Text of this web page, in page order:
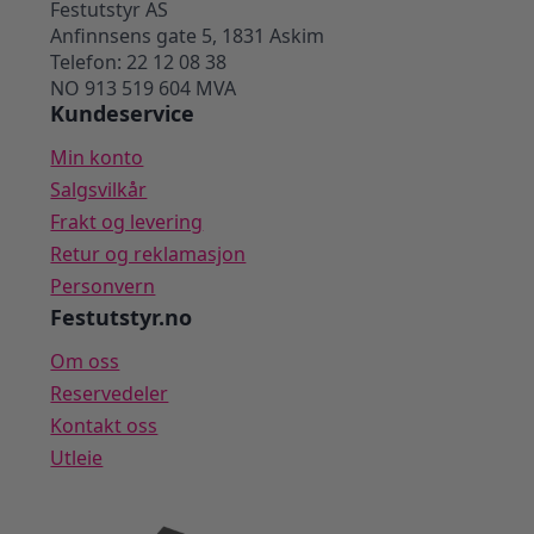
Festutstyr AS
Anfinnsens gate 5, 1831 Askim
Telefon: 22 12 08 38
NO 913 519 604 MVA
Kundeservice
Min konto
Salgsvilkår
Frakt og levering
Retur og reklamasjon
Personvern
Festutstyr.no
Om oss
Reservedeler
Kontakt oss
Utleie